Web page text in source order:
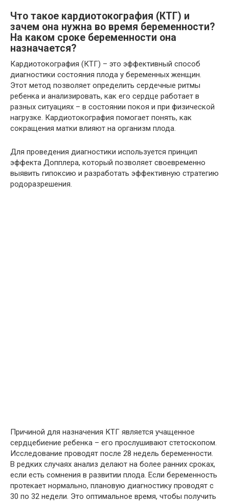
Что такое кардиотокография (КТГ) и
зачем она нужна во время беременности?
На каком сроке беременности она
назначается?
Кардиотокография (КТГ) – это эффективный способ
диагностики состояния плода у беременных женщин.
Этот метод позволяет определить сердечные ритмы
ребенка и анализировать, как его сердце работает в
разных ситуациях – в состоянии покоя и при физической
нагрузке. Кардиотокография помогает понять, как
сокращения матки влияют на организм плода.
Для проведения диагностики используется принцип
эффекта Допплера, который позволяет своевременно
выявить гипоксию и разработать эффективную стратегию
родоразрешения.
Причиной для назначения КТГ является учащенное
сердцебиение ребенка – его прослушивают стетоскопом.
Исследование проводят после 28 недель беременности.
В редких случаях анализ делают на более ранних сроках,
если есть сомнения в развитии плода. Если беременность
протекает нормально, плановую диагностику проводят с
30 по 32 недели. Это оптимальное время, чтобы получить